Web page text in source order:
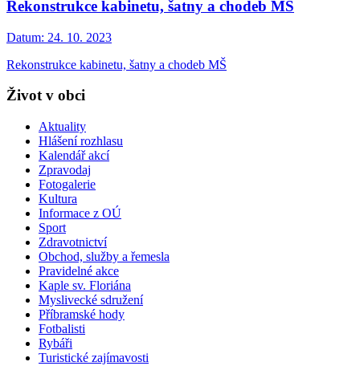
Rekonstrukce kabinetu, šatny a chodeb MŠ
Datum: 24. 10. 2023
Rekonstrukce kabinetu, šatny a chodeb MŠ
Život v obci
Aktuality
Hlášení rozhlasu
Kalendář akcí
Zpravodaj
Fotogalerie
Kultura
Informace z OÚ
Sport
Zdravotnictví
Obchod, služby a řemesla
Pravidelné akce
Kaple sv. Floriána
Myslivecké sdružení
Příbramské hody
Fotbalisti
Rybáři
Turistické zajímavosti